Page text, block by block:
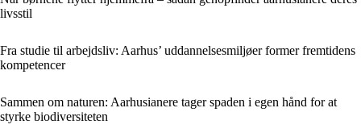
livsstil
Fra studie til arbejdsliv: Aarhus’ uddannelsesmiljøer former fremtidens
kompetencer
Sammen om naturen: Aarhusianere tager spaden i egen hånd for at
styrke biodiversiteten